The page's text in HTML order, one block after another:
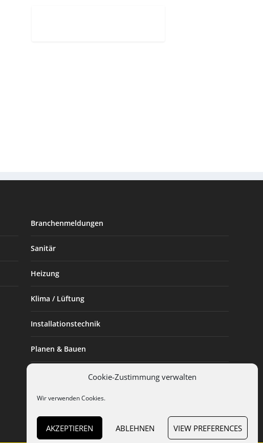
Cookie-Zustimmung verwalten
Wir verwenden Cookies.
AKZEPTIEREN ABLEHNEN VIEW PREFERENCES
Branchenmeldungen
Sanitär
Heizung
Klima / Lüftung
Installationstechnik
Planen & Bauen
Installateur des Monats